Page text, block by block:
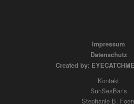
Impressum
Datenschutz
Created by:
Kontakt
SunSeaBar’s
Stephanie B.